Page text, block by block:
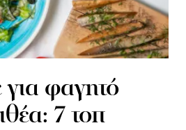
φαγητό
7 τοπ